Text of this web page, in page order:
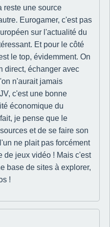
reste une source
Eurogamer, c'est pas
sur l'actualité du
Et pour le côté
le top, évidemment. On
direct, échanger avec
n'aurait jamais
c'est une bonne
économique du
je pense que le
et de se faire son
ne plait pas forcément
de jeux vidéo ! Mais c'est
base de sites à explorer,
!